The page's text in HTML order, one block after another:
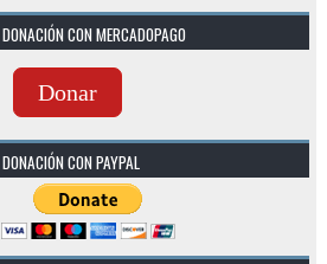
DONACIÓN CON MERCADOPAGO
Donar
DONACIÓN CON PAYPAL